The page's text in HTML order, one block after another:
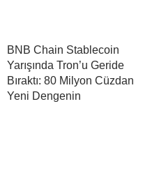
BNB Chain Stablecoin
Yarışında Tron’u Geride
Bıraktı: 80 Milyon Cüzdan
Yeni Dengenin